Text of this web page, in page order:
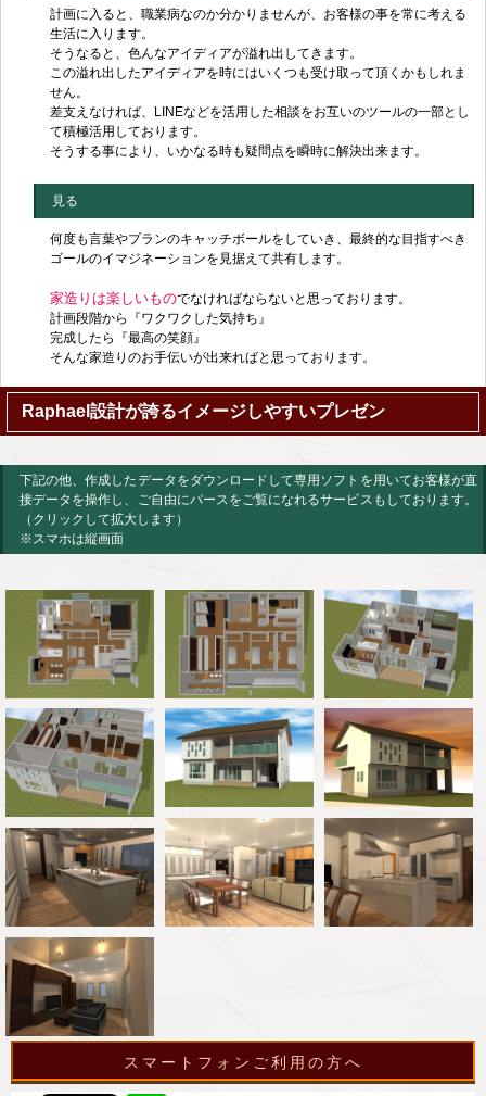
計画に入ると、職業病なのか分かりませんが、お客様の事を常に考える
生活に入ります。
そうなると、色んなアイディアが溢れ出してきます。
この溢れ出したアイディアを時にはいくつも受け取って頂くかもしれま
せん。
差支えなければ、LINEなどを活用した相談をお互いのツールの一部とし
て積極活用しております。
そうする事により、いかなる時も疑問点を瞬時に解決出来ます。
見る
何度も言葉やプランのキャッチボールをしていき、最終的な目指すべき
ゴールのイマジネーションを見据えて共有します。
家造りは楽しいものでなければならないと思っております。
計画段階から『ワクワクした気持ち』
完成したら『最高の笑顔』
そんな家造りのお手伝いが出来ればと思っております。
Raphael設計が誇るイメージしやすいプレゼン
下記の他、作成したデータをダウンロードして専用ソフトを用いてお客様が直
接データを操作し、ご自由にパースをご覧になれるサービスもしております。
（クリックして拡大します）
※スマホは縦画面
スマートフォンご利用の方へ